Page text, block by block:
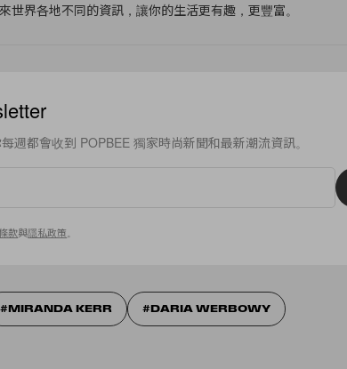
世界各地不同的資訊，讓你的生活更有趣，更豐富。
週都會收到 POPBEE 獨家時尚新聞和最新潮流資訊。
款與隱私政策
MIRANDA KERR DARIA WERBOWY